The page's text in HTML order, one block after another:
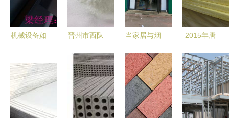
机械设备如
高品质低价
格铝方通生
产厂家脱颖
而出？
晋州市西队
限公司 专
业供应西化
可再分散乳
胶粉，赋能
当家居与烟
科地板长沙
高云专卖店
的跨界启示
2015年唐
家批发价及
华中产品图
片全解析